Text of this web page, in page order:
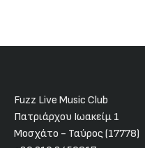
Fuzz Live Music Club
Πατριάρχου Ιωακείμ 1
Μοσχάτο - Ταύρος (17778)